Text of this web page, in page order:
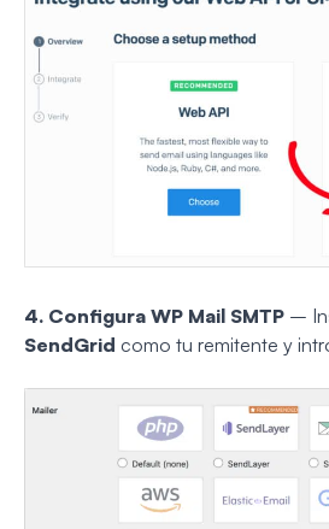
4. Configura WP Mail SMTP –
SendGrid como tu remitente y